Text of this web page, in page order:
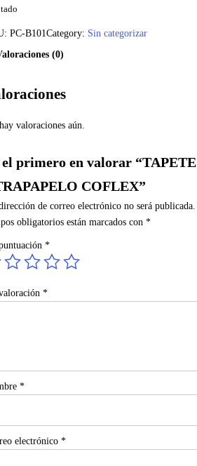
PC-B101Category: Sin categorizar
(0)
valoraciones aún.
el primero en valorar “TAPETE
COFLEX”
de correo electrónico no será publicada.
obligatorios están marcados con *
*
*
*
electrónico *